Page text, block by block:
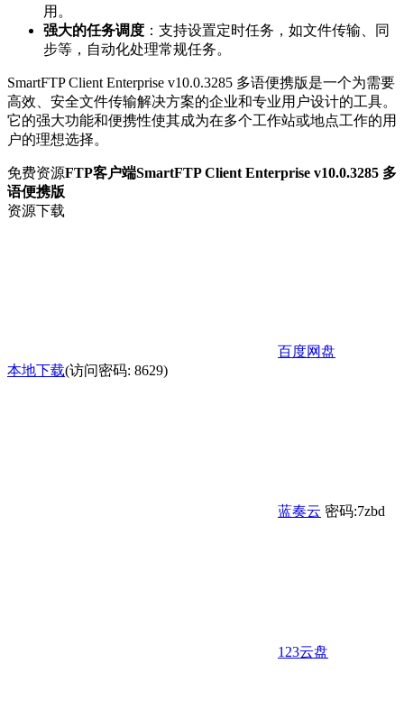
用。
强大的任务调度 ：支持设置定时任务，如文件传输、同
步等，自动化处理常规任务。
SmartFTP Client Enterprise v10.0.3285 多语便携版是一个为需要
高效、安全文件传输解决方案的企业和专业用户设计的工具。
它的强大功能和便携性使其成为在多个工作站或地点工作的用
户的理想选择。
免费资源FTP客户端SmartFTP Client Enterprise v10.0.3285 多
语便携版
资源下载
百度网盘
本地下载(访问密码: 8629)
蓝奏云 密码:7zbd
123云盘